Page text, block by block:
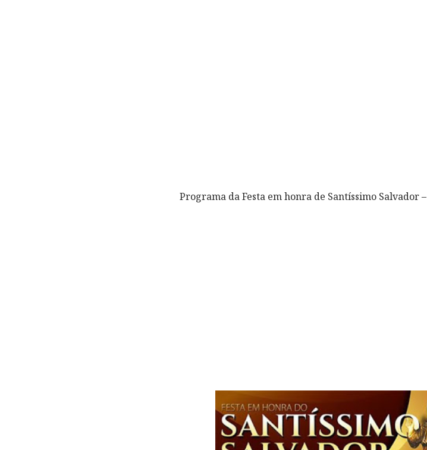
Programa da Festa em honra de Santíssimo Salvador –